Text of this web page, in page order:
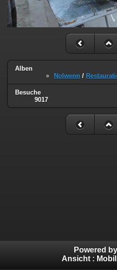
Alben
Nolwenn /
Besuche
9017
Powered by
Ansicht : Mobil